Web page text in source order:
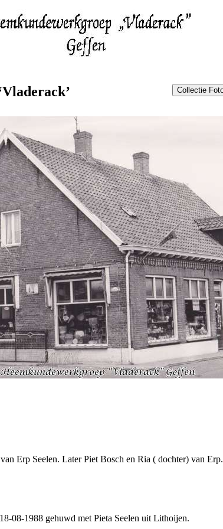
Erp Seelen. Later Piet Bosch en Ria ( dochter) van Erp.
08-1988 gehuwd met Pieta Seelen uit Lithoijen.